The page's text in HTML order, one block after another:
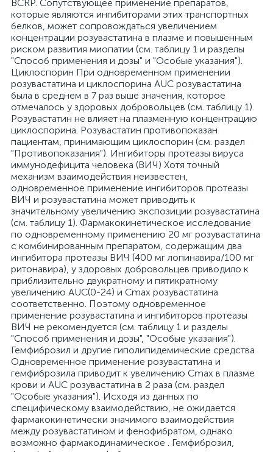
BCRP. Сопутствующее применение препаратов,
которые являются ингибиторами этих транспортных
белков, может сопровождаться увеличением
концентрации розувастатина в плазме и повышенным
риском развития миопатии (см. таблицу 1 и разделы
"Способ применения и дозы" и "Особые указания").
Циклоспорин При одновременном применении
розувастатина и циклоспорина AUC розувастатина
была в среднем в 7 раз выше значения, которое
отмечалось у здоровых добровольцев (см. таблицу 1).
Розувастатин не влияет на плазменную концентрацию
циклоспорина. Розувастатин противопоказан
пациентам, принимающим циклоспорин (см. раздел
"Противопоказания"). Ингибиторы протеазы вируса
иммунодефицита человека (ВИЧ) Хотя точный
механизм взаимодействия неизвестен,
одновременное применение ингибиторов протеазы
ВИЧ и розувастатина может приводить к
значительному увеличению экспозиции розувастатина
(см. таблицу 1). Фармакокинетическое исследование
по одновременному применению 20 мг розувастатина
с комбинированным препаратом, содержащим два
ингибитора протеазы ВИЧ (400 мг лопинавира/100 мг
ритонавира), у здоровых добровольцев приводило к
приблизительно двукратному и пятикратному
увеличению AUC(0-24) и Cmax розувастатина
соответственно. Поэтому одновременное
применение розувастатина и ингибиторов протеазы
ВИЧ не рекомендуется (см. таблицу 1 и разделы
"Способ применения и дозы", "Особые указания").
Гемфиброзил и другие гиполипидемические средства
Одновременное применение розувастатина и
гемфиброзила приводит к увеличению Cmax в плазме
крови и AUC розувастатина в 2 раза (см. раздел
"Особые указания"). Исходя из данных по
специфическому взаимодействию, не ожидается
фармакокинетически значимого взаимодействия
между розувастатином и фенофибратом, однако
возможно фармакодинамическое . Гемфиброзил,